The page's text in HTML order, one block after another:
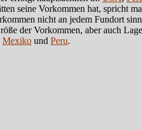
seine Vorkommen hat, spricht
nicht an jedem Fundort
der Vorkommen, aber auch
Mexiko und Peru.